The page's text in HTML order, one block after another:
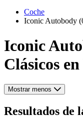
Coche
Iconic Autobody
Iconic
Clásicos
Mostrar menos
Resultados de